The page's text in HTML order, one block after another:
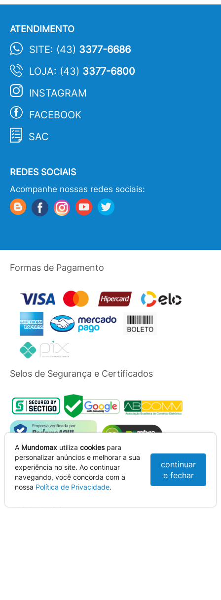
ATENDIMENTO
SITE: (43) 3377-6686
LOJA: (43) 3377-6800
INSTAGRAM
FACEBOOK
SAC
REDES SOCIAIS
Acompanhe nossas redes sociais:
Formas de Pagamento
Selos de Segurança e Certificados
A Mundomax utiliza cookiespara
personalizar anúncios e melhorar a sua
experiência no site. Ao continuar
navegando, você concorda com a
nossa Política de Privacidade.
continuar
e fechar